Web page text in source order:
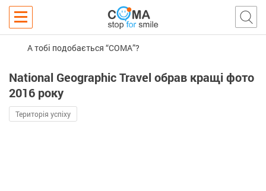
А тобі подобається “COMA”?
National Geographic Travel обрав кращі фото
2016 року
Територія успіху